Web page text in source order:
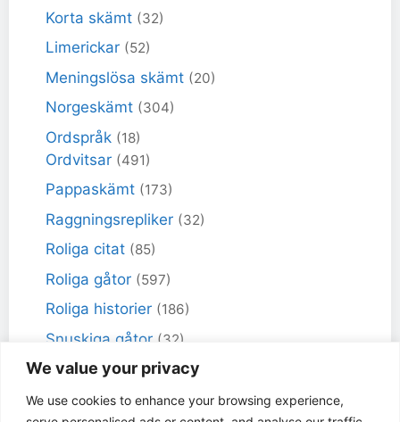
We value your privacy
We use cookies to enhance your browsing experience,
Korta skämt (32)
Limerickar (52)
Meningslösa skämt (20)
Norgeskämt (304)
Ordspråk (18)
Ordvitsar (491)
Pappaskämt (173)
Raggningsrepliker (32)
Roliga citat (85)
Roliga gåtor (597)
Roliga historier (186)
Snuskiga gåtor (32)
Snuskiga skämt(98)
Sportskämt (18)